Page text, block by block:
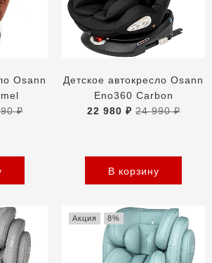
Osann
₽
Детское автокресло Osann
Eno360 Carbon
22 980 ₽ 24 990 ₽
В корзину
Акция 8%